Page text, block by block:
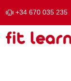
+34 670 035 235
Saltar al contenido
Navegación